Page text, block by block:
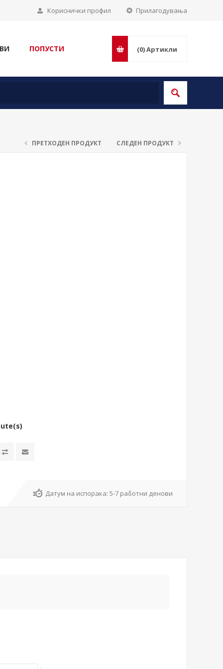
Прилагодувања
Кориснички профил
ПОПУСТИ (0)Артикли
ПРЕТХОДЕН ПРОДУКТ СЛЕДЕН ПРОДУКТ
Датум на испорака: 5-7 работни денови